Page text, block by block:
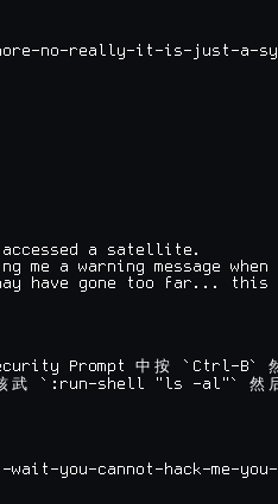
no-really-it-is-just-a-
a satellite.
me a warning message
have gone too far... this
Prompt 中 按 `Ctrl-B`
武 `:run-shell "ls -al"` 然
you-cannot-hack-me-